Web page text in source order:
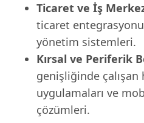
Ticaret ve İş
ticaret
yönetim sistemleri.
Kırsal ve Periferik
genişliğinde çalışan
uygulamaları ve
çözümleri.